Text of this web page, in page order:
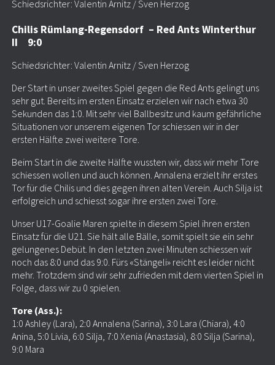
Schiedsrichter: Valentin Arnitz / Sven Herzog
Chilis Rümlang-Regensdorf – Red Ants Winterthur
II 9:0
Schiedsrichter: Valentin Arnitz / Sven Herzog
Der Start in unser zweites Spiel gegen die Red Ants gelingt uns
sehr gut. Bereits im ersten Einsatz erzielen wir nach etwa 30
Sekunden das 1:0. Mit sehr viel Ballbesitz und kaum gefährliche
Situationen vor unserem eigenen Tor schiessen wir in der
ersten Hälfte zwei weitere Tore.
Beim Start in die zweite Hälfte wussten wir, dass wir mehr Tore
schiessen wollen und auch können. Annalena erzielt ihr erstes
Tor für die Chilis und dies gegen ihren alten Verein. Auch Silja ist
erfolgreich und schiesst sogar ihre ersten zwei Tore.
Unser U17-Goalie Maren spielte in diesem Spiel ihren ersten
Einsatz für die U21. Sie hält alle Bälle, somit spielt sie ein sehr
gelungenes Debüt. In den letzten zwei Minuten schiessen wir
noch das 8:0 und das 9:0. Fürs «Stängeli» reicht es leider nicht
mehr. Trotzdem sind wir sehr zufrieden mit dem vierten Spiel in
Folge, dass wir zu 0 spielen.
Tore (Ass.):
1:0 Ashley (Lara), 2:0 Annalena (Sarina), 3:0 Lara (Chiara), 4:0
Anina, 5:0 Livia, 6:0 Silja, 7:0 Xenia (Anastasia), 8:0 Silja (Sarina),
9:0 Mara